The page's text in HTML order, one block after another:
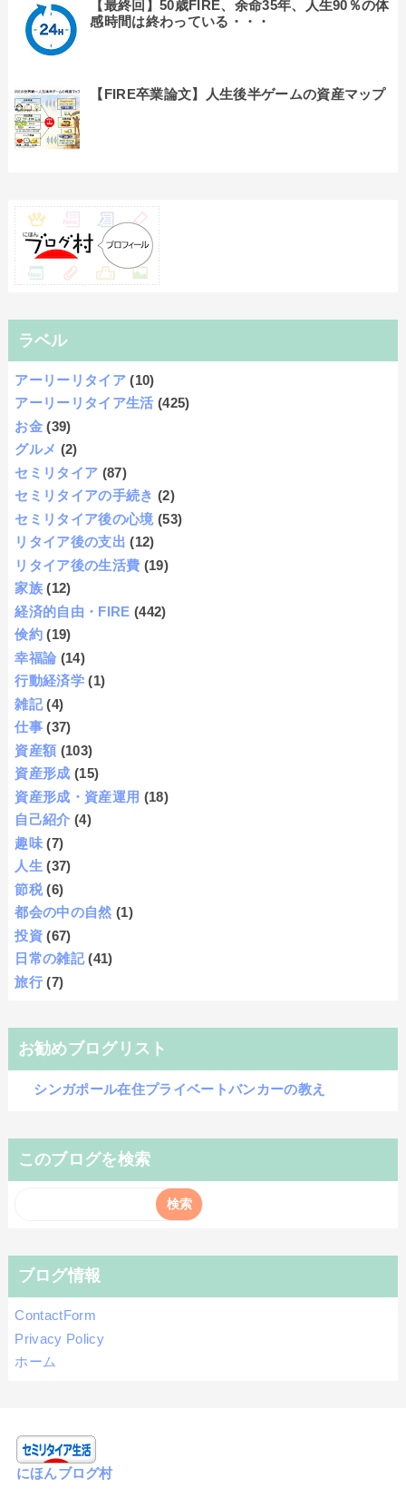
【最終回】50歳FIRE、余命35年、人生90％の体
感時間は終わっている・・・
【FIRE卒業論文】人生後半ゲームの資産マップ
ラベル
アーリーリタイア (10)
アーリーリタイア生活 (425)
お金 (39)
グルメ (2)
セミリタイア (87)
セミリタイアの手続き (2)
セミリタイア後の心境 (53)
リタイア後の支出 (12)
リタイア後の生活費 (19)
家族 (12)
経済的自由・FIRE (442)
倹約 (19)
幸福論 (14)
行動経済学 (1)
雑記 (4)
仕事 (37)
資産額 (103)
資産形成 (15)
資産形成・資産運用 (18)
自己紹介 (4)
趣味 (7)
人生 (37)
節税 (6)
都会の中の自然 (1)
投資 (67)
日常の雑記 (41)
旅行 (7)
お勧めブログリスト
シンガポール在住プライベートバンカーの教え
このブログを検索
ブログ情報
ContactForm
Privacy Policy
ホーム
にほんブログ村